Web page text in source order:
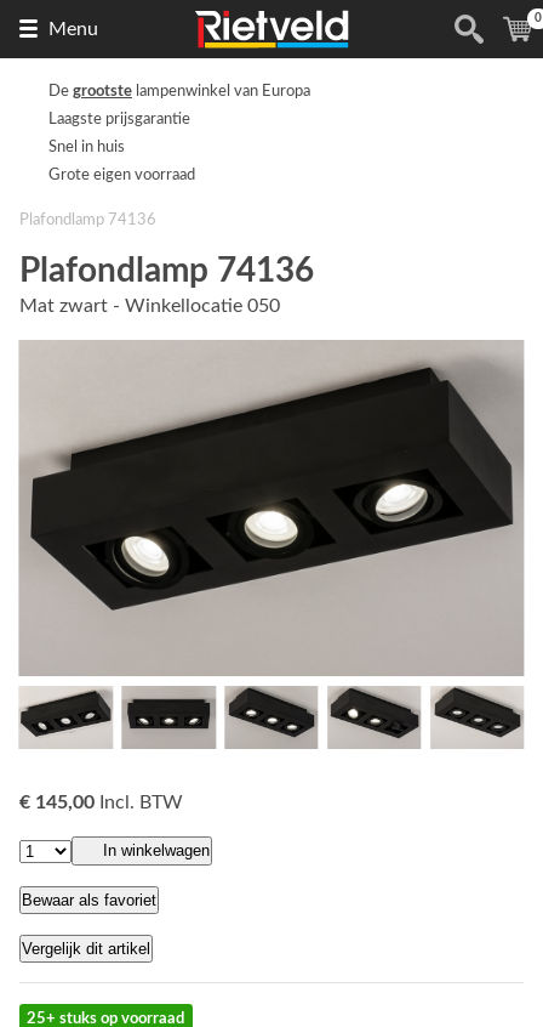
Menu
de
(
0
De grootste lampenwinkel van Europa
Laagste prijsgarantie
Snel in huis
Grote eigen voorraad
Plafondlamp 74136
Plafondlamp 74136
Mat zwart - Winkellocatie 050
€ 145,00 Incl. BTW
In winkelwagen
Bewaar als favoriet
Vergelijk dit artikel
25+ stuks op voorraad